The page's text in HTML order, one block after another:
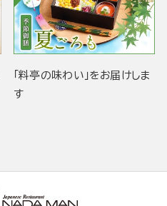
「料亭の味わい」をお届けしま
す